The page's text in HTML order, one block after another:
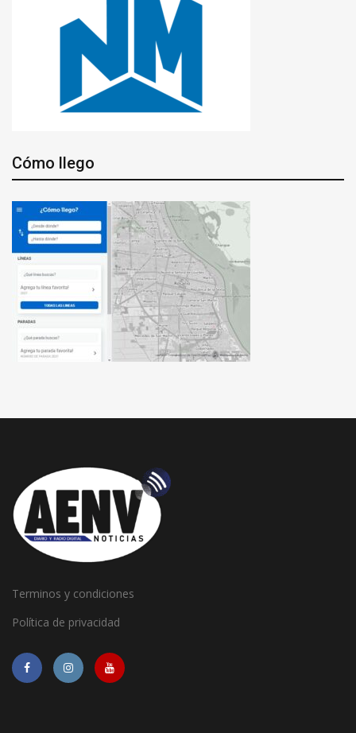
Cómo llego
Terminos y condiciones
Política de privacidad